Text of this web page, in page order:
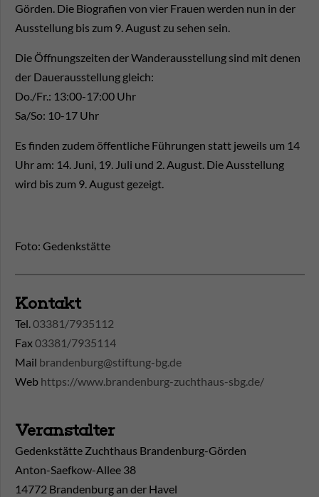
Görden. Die Biografien von vier Frauen werden nun in der
Ausstellung bis zum 9. August zu sehen sein.
Die Öffnungszeiten der Wanderausstellung sind mit denen
der Dauerausstellung gleich:
Do./Fr.: 13:00-17:00 Uhr
Sa/So: 10-17 Uhr
Es finden zudem öffentliche Führungen statt jeweils um 14
Uhr am: 14. Juni, 19. Juli und 2. August. Die Ausstellung
wird bis zum 9. August gezeigt.
Foto: Gedenkstätte
Kontakt
Tel.03381/7935112
Fax03381/7935114
Mail brandenburg@stiftung-bg.de
Web https://www.brandenburg-zuchthaus-sbg.de/
Veranstalter
Gedenkstätte Zuchthaus Brandenburg-Görden
Anton-Saefkow-Allee 38
14772 Brandenburg an der Havel